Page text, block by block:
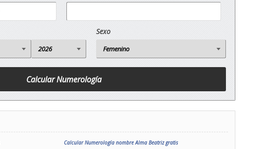
Sexo
Calcular Numerología nombre Alma Beatriz gratis